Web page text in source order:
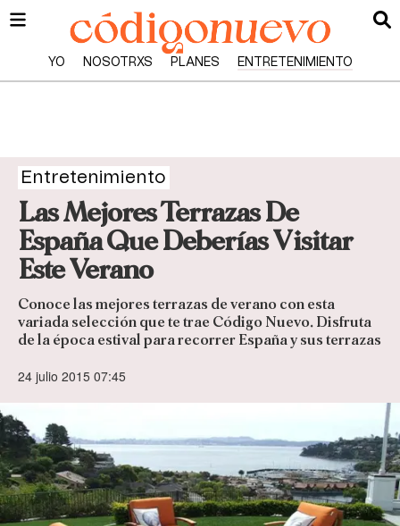
YO NOSOTRXS PLANES ENTRETENIMIENTO
Entretenimiento
Las Mejores Terrazas De
España Que Deberías Visitar
Este Verano
Conoce las mejores terrazas de verano con esta
variada selección que te trae Código Nuevo. Disfruta
de la época estival para recorrer España y sus terrazas
24 julio 2015 07:45